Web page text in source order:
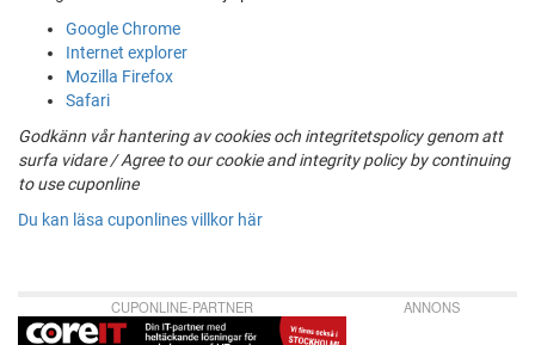
Google Chrome
Internet explorer
Mozilla Firefox
Safari
Godkänn vår hantering av cookies och integritetspolicy genom att
surfa vidare / Agree to our cookie and integrity policy by continuing
to use cuponline
Du kan läsa cuponlines villkor här
CUPONLINE-PARTNER ANNONS